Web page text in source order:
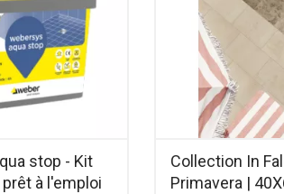
stop - Kit
à l'emploi
Collection In
Primavera |